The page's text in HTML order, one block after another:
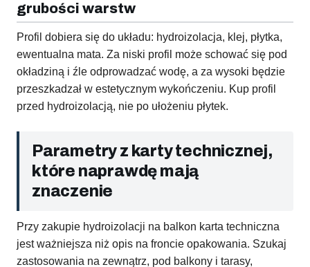
grubości warstw
Profil dobiera się do układu: hydroizolacja, klej, płytka,
ewentualna mata. Za niski profil może schować się pod
okładziną i źle odprowadzać wodę, a za wysoki będzie
przeszkadzał w estetycznym wykończeniu. Kup profil
przed hydroizolacją, nie po ułożeniu płytek.
Parametry z karty technicznej,
które naprawdę mają
znaczenie
Przy zakupie hydroizolacji na balkon karta techniczna
jest ważniejsza niż opis na froncie opakowania. Szukaj
zastosowania na zewnątrz, pod balkony i tarasy,